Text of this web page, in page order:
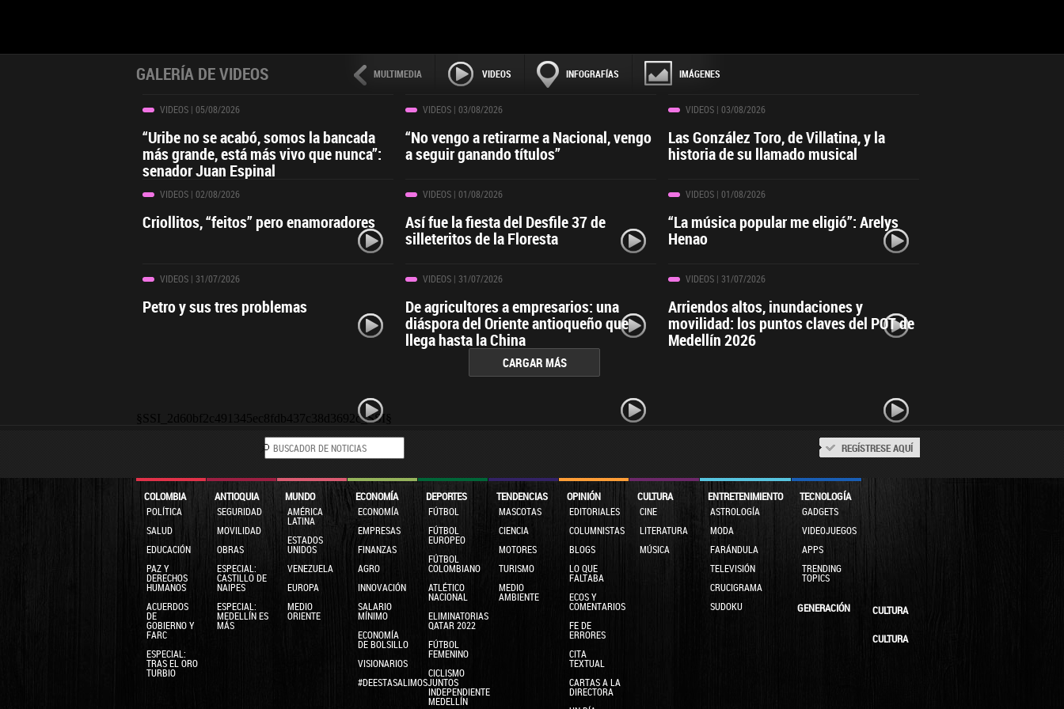
MULTIMEDIA VIDEOS INFOGRAFÍAS IMÁGENES
GALERÍA DE VIDEOS
VIDEOS| 05/08/2026
“Uribe no se acabó, somos la bancada
más grande, está más vivo que nunca”:
senador Juan Espinal
VIDEOS| 03/08/2026
“No vengo a retirarme a Nacional, vengo
a seguir ganando títulos”
VIDEOS| 03/08/2026
Las González Toro, de Villatina, y la
historia de su llamado musical
VIDEOS| 02/08/2026
Criollitos, “feitos” pero enamoradores
VIDEOS| 01/08/2026
Así fue la fiesta del Desfile 37 de
silleteritos de la Floresta
VIDEOS| 01/08/2026
“La música popular me eligió”: Arelys
Henao
VIDEOS| 31/07/2026
Petro y sus tres problemas
VIDEOS| 31/07/2026
De agricultores a empresarios: una
diáspora del Oriente antioqueño que
llega hasta la China
VIDEOS| 31/07/2026
Arriendos altos, inundaciones y
movilidad: los puntos claves del POT de
Medellín 2026
CARGAR MÁS
§SSI_2d60bf2c491345ec8fdb437c38d3692c_SSI§
REGÍSTRESE AQUÍ
COLOMBIA
POLÍTICA
SALUD
EDUCACIÓN
PAZ Y
DERECHOS
HUMANOS
ACUERDOS
DE
GOBIERNO Y
FARC
ESPECIAL:
TRAS EL ORO
TURBIO
ANTIOQUIA
SEGURIDAD
MOVILIDAD
OBRAS
ESPECIAL:
CASTILLO DE
NAIPES
ESPECIAL:
MEDELLÍN ES
MÁS
MUNDO
AMÉRICA
LATINA
ESTADOS
UNIDOS
VENEZUELA
EUROPA
MEDIO
ORIENTE
ECONOMÍA
ECONOMÍA
EMPRESAS
FINANZAS
AGRO
INNOVACIÓN
SALARIO
MÍNIMO
ECONOMÍA
DE BOLSILLO
VISIONARIOS
#DEESTASALIMOSJUNTOS
DEPORTES
FÚTBOL
FÚTBOL
EUROPEO
FÚTBOL
COLOMBIANO
ATLÉTICO
NACIONAL
ELIMINATORIAS
QATAR 2022
FÚTBOL
FEMENINO
CICLISMO
INDEPENDIENTE
MEDELLÍN
TENDENCIAS
MASCOTAS
CIENCIA
MOTORES
TURISMO
MEDIO
AMBIENTE
OPINIÓN
EDITORIALES
COLUMNISTAS
BLOGS
LO QUE
FALTABA
ECOS Y
COMENTARIOS
FE DE
ERRORES
CITA
TEXTUAL
CARTAS A LA
DIRECTORA
CULTURA
CINE
LITERATURA
MÚSICA
ENTRETENIMIENTO
ASTROLOGÍA
MODA
FARÁNDULA
TELEVISIÓN
CRUCIGRAMA
SUDOKU
TECNOLOGÍA
GADGETS
VIDEOJUEGOS
APPS
TRENDING
TOPICS
GENERACIÓN
CULTURA
CULTURA